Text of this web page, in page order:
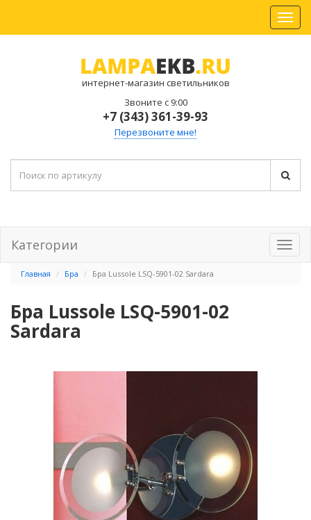
интернет-магазин светильников
Звоните с 9:00
+7 (343) 361-39-93
Перезвоните мне!
Категории
Главная Бра Бра Lussole LSQ-5901-02 Sardara
Бра Lussole LSQ-5901-02
Sardara